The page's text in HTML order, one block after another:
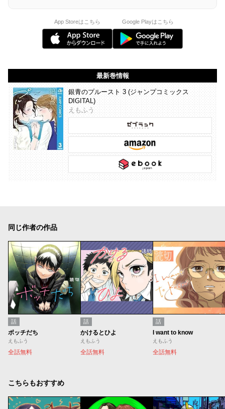
App Storeはこちら Google Playはこちら
最新巻情報
銀青のプルースト 3 (ジャンプコミックス
DIGITAL)
えもふう
同じ作者の作品
話
ボッチだち
えもふう
全話無料
話
かけるとひよ
えもふう
全話無料
話
I want to know
えもふう
全話無料
こちらもおすすめ